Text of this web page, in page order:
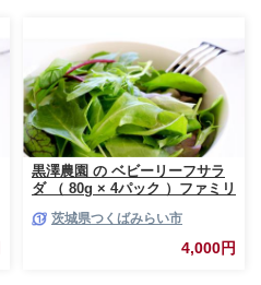
黒澤農園 の ベビーリーフサラ
ダ （ 80g × 4パック ）ファミリ
生野菜 食べやすい 若葉 ファミ
リー 旬 新鮮 国産 彩り 大容量
茨城県つくばみらい市
4,000円